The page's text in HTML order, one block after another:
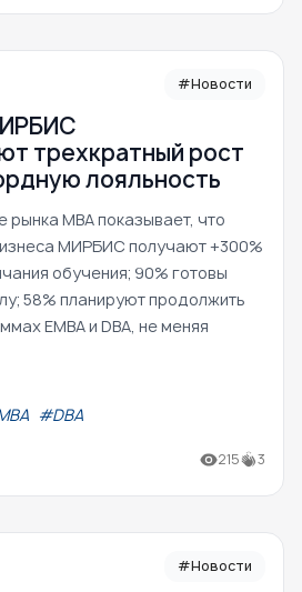
#Новости
трехкратный рост
лояльность
MBA показывает, что
МИРБИС получают +300%
обучения; 90% готовы
58% планируют продолжить
EMBA и DBA, не меняя
#DBA
215 3
#Новости